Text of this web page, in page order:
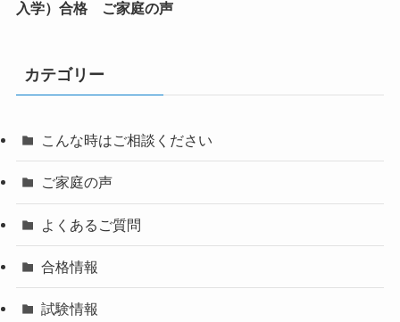
入学）合格 ご家庭の声
カテゴリー
こんな時はご相談ください
ご家庭の声
よくあるご質問
合格情報
試験情報